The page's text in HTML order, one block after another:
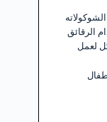
الرقائق
لعمل